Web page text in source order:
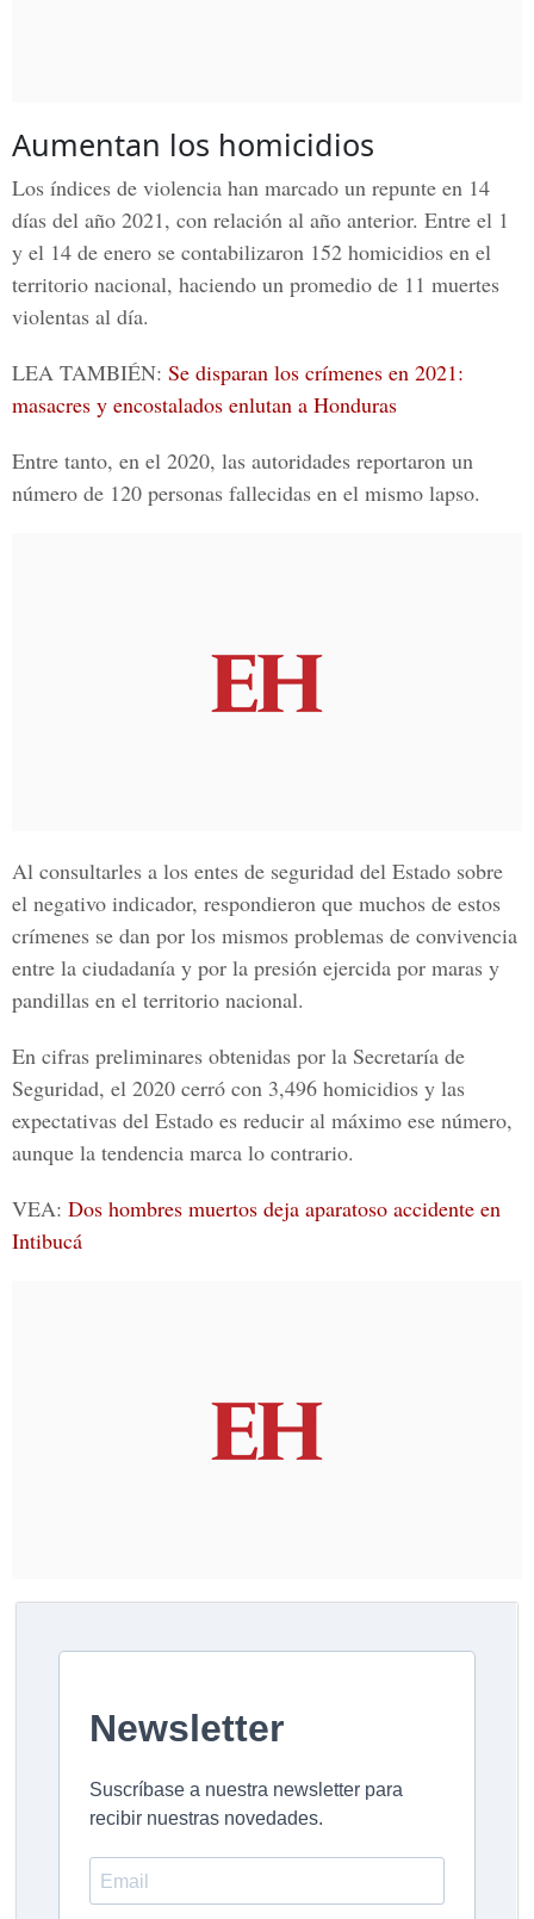
Aumentan los homicidios
Los índices de violencia han marcado un repunte en 14
días del año 2021, con relación al año anterior. Entre el 1
y el 14 de enero se contabilizaron 152 homicidios en el
territorio nacional, haciendo un promedio de 11 muertes
violentas al día.
LEA TAMBIÉN: Se disparan los crímenes en 2021:
masacres y encostalados enlutan a Honduras
Entre tanto, en el 2020, las autoridades reportaron un
número de 120 personas fallecidas en el mismo lapso.
Al consultarles a los entes de seguridad del Estado sobre
el negativo indicador, respondieron que muchos de estos
crímenes se dan por los mismos problemas de convivencia
entre la ciudadanía y por la presión ejercida por maras y
pandillas en el territorio nacional.
En cifras preliminares obtenidas por la Secretaría de
Seguridad, el 2020 cerró con 3,496 homicidios y las
expectativas del Estado es reducir al máximo ese número,
aunque la tendencia marca lo contrario.
VEA: Dos hombres muertos deja aparatoso accidente en
Intibucá